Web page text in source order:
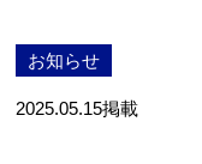
お知らせ
2025.05.15掲載